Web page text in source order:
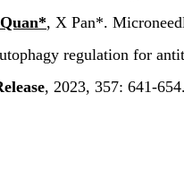
, X Pan*.
regulation for
, 2023, 357: 641-654